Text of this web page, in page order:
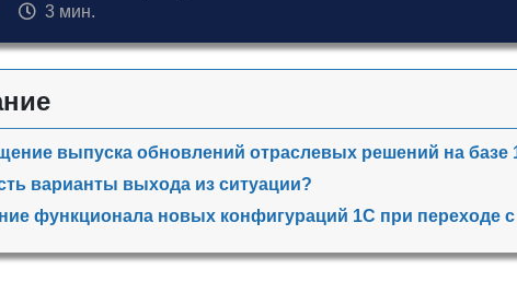
3 мин.
выпуска обновлений отраслевых решений на базе
варианты выхода из ситуации?
функционала новых конфигураций 1С при переходе